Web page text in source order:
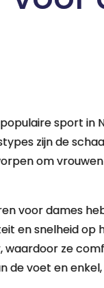
sport in
zijn de
om
voor dames
en snelheid op
waardoor ze
de voet en